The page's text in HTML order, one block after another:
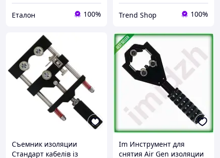
Еталон 100% Trend Shop 100%
Съемник изоляции
Стандарт кабелів із
Im Инструмент для
снятия Air Gen изоляции